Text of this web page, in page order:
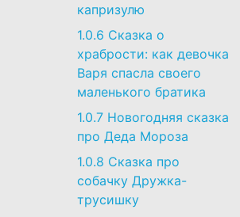
капризулю
1.0.6 Сказка о
храбрости: как девочка
Варя спасла своего
маленького братика
1.0.7 Новогодняя сказка
про Деда Мороза
1.0.8 Сказка про
собачку Дружка-
трусишку